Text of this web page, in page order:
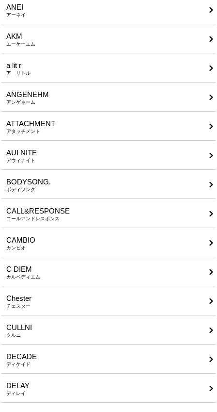
ANEI
アーネイ
AKM
エーケーエム
a lit r
ア リトル
ANGENEHM
アンゲネーム
ATTACHMENT
アタッチメント
AUI NITE
アウィナイト
BODYSONG.
ボディソング
CALL&RESPONSE
コールアンドレスポンス
CAMBIO
カンビオ
C DIEM
カルペディエム
Chester
チェスター
CULLNI
クルニ
DECADE
ディケイド
DELAY
ディレイ